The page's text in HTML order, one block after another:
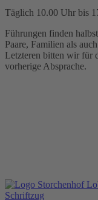
Täglich 10.00 Uhr bis
Führungen finden
Paare, Familien als
Letzteren bitten wir für
vorherige Absprache.